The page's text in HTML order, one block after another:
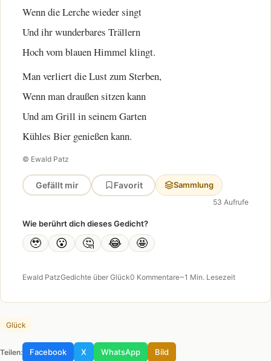
Wenn die Lerche wieder singt
Und ihr wunderbares Trällern
Hoch vom blauen Himmel klingt.
Man verliert die Lust zum Sterben,
Wenn man draußen sitzen kann
Und am Grill in seinem Garten
Kühles Bier genießen kann.
© Ewald Patz
Gefällt mir Favorit Sammlung
53 Aufrufe
Wie berührt dich dieses Gedicht?
🥹 😮 🤔 😂 🤩
Ewald PatzGedichte über Glück0 Kommentare~1 Min. Lesezeit
Glück
Teilen: Facebook X WhatsApp Bild